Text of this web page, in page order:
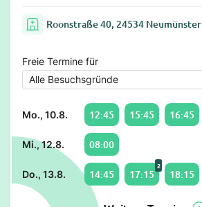
Roonstraße 40, 24534 Neumünster
Freie Termine für
Mo., 10.8. 12:45 15:45 16:45
Mi., 12.8. 08:00
Do., 13.8. 14:45 17:15
2
18:15